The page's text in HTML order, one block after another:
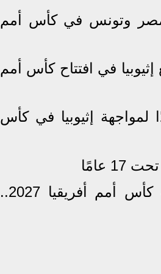
وتونس في كأس أمم
سلبيًا مع إثيوبيا في افتتاح كأس أمم
لمواجهة إثيوبيا في كأس
عامًا
عاجل.. نتائج قرعة ومجموعات تصفيات كأس أمم أفريقيا 2027..